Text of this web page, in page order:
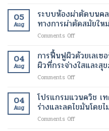
จาก
กัน
สุขภาพ
ดี
และ
ขึ้น
เฉพาะ
จุด
และ
เร่ง
การ
เผา
เทคโนโลยี
สมัย
ใหม่
สแกน
fMRI
เพื่อ
ช่วย
ผู้
ป่วย
เทคโนโลยี
ทางการ
05
Aug
ระบบห้องผ่าตัดบนค
ทางการผ่าตัดสมัยใ
Comments Offon
ห้อง
ผ่าตัด
บน
คลา
เทคโนโลยี
การ
04
Aug
การฟื้นฟูผิวด้วยเลเซ
ผิวที่กระจ่างใสและสุ
Comments Offon
ฟื้นฟู
ผิว
ด้วย
เลเซอร์
04
Aug
โปรแกรมแวนควิช เ
ร่างและลดไขมันโดย
Comments Offon